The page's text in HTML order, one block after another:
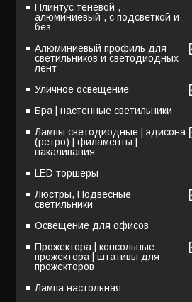
Плинтус теневой ,
алюминиевый , с подсветкой и
без
Алюминиевый профиль для
светильников и светодиодных
лент
Уличное освещение
Бра | настенные светильники
Лампы светодиодные | эдисона
(ретро) | филаменты |
накаливания
LED торшеры
Люстры, Подвесные
светильники
Освещение для офисов
Прожектора | консольные
прожектора | штативы для
прожекторов
Лампа настольная